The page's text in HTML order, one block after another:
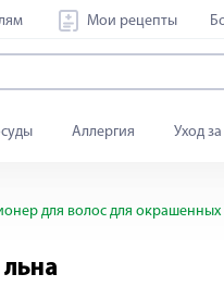
Мои рецепты
Аллергия Уход
для волос для